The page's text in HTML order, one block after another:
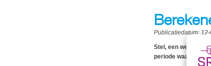
Publicatiedatum:
Stel, een
periode waarin het